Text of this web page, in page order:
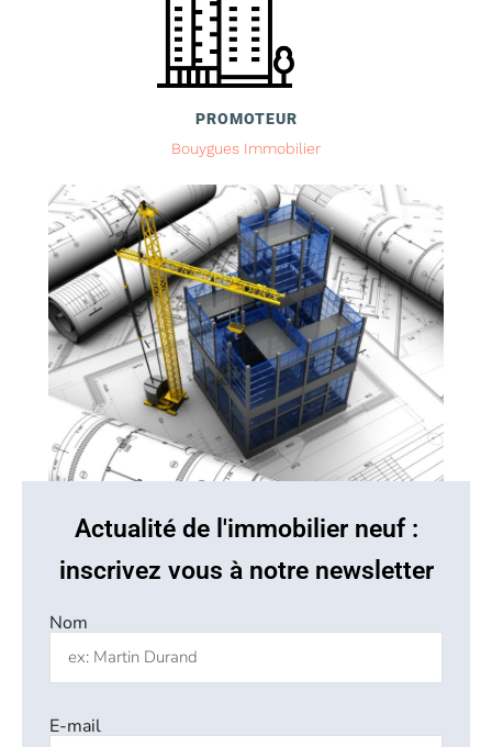
PROMOTEUR
Bouygues Immobilier
Actualité de l'immobilier neuf :
inscrivez vous à notre newsletter
Nom
E-mail